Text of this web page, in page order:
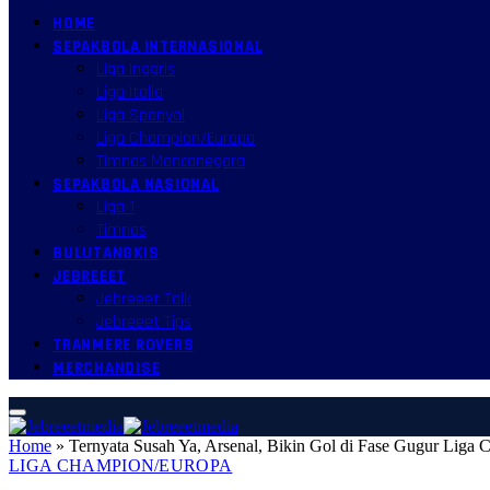
HOME
SEPAKBOLA INTERNASIONAL
Liga Inggris
Liga Italia
Liga Spanyol
Liga Champion/Europa
Timnas Mancanegara
SEPAKBOLA NASIONAL
Liga 1
Timnas
BULUTANGKIS
JEBREEET
Jebreeet Talk
Jebreeet Tips
TRANMERE ROVERS
MERCHANDISE
Home » Ternyata Susah Ya, Arsenal, Bikin Gol di Fase Gugur Liga
LIGA CHAMPION/EUROPA